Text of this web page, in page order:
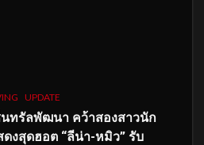
UPDATE
นทรัลพัฒนา คว้าสองสาวนัก
ดงสุดฮอต “ลีน่า-หมิว” รับ